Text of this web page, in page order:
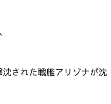
された戦艦アリゾナが沈